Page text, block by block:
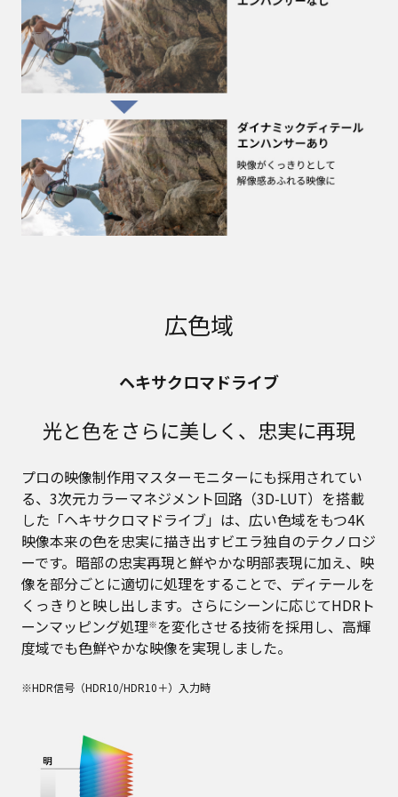
広色域
ヘキサクロマドライブ
光と色をさらに美しく、忠実に再現
プロの映像制作用マスターモニターにも採用されてい
る、3次元カラーマネジメント回路（3D-LUT）を搭載
した「ヘキサクロマドライブ」は、広い色域をもつ4K
映像本来の色を忠実に描き出すビエラ独自のテクノロジ
ーです。暗部の忠実再現と鮮やかな明部表現に加え、映
像を部分ごとに適切に処理をすることで、ディテールを
くっきりと映し出します。さらにシーンに応じてHDRト
ーンマッピング処理※を変化させる技術を採用し、高輝
度域でも色鮮やかな映像を実現しました。
※HDR信号（HDR10/HDR10＋）入力時